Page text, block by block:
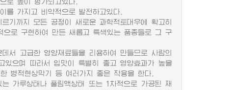
로 높이 평가되고있다.
가지고 비약적으로 발전하고있다.
까지 모든 공정이 새로운 과학적토대우에 확고히
로 구현하여 만든 새롭고 특색있는 품종들로 그 구
서 고급한 영양재료들을 리용하여 만들므로 사람의
있으며 따라서 입맛이 특별히 좋고 영양효과가 높을
병적현상막기 등 여러가지 좋은 작용을 한다.
가루상태나 풀림액상태 또는 1차적으로 가공된 재